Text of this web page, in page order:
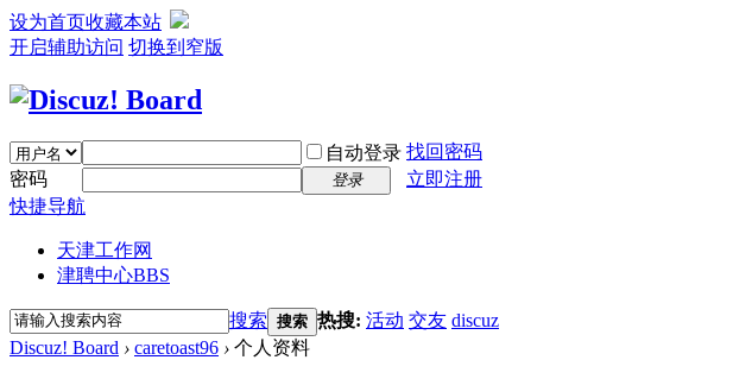
设为首页收藏本站
开启辅助访问 切换到窄版
自动登录 找回密码
密码
登录
立即注册
快捷导航
天津工作网
津聘中心BBS
搜索 搜索 热搜: 活动 交友 discuz
Discuz! Board › caretoast96 › 个人资料